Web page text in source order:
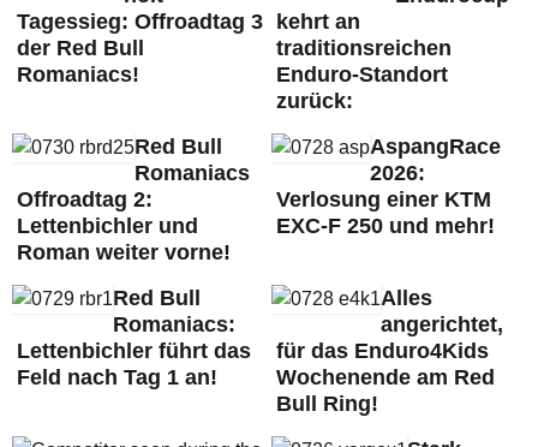
Tagessieg: Offroadtag 3
der Red Bull
Romaniacs!
kehrt an
traditionsreichen
Enduro-Standort
zurück:
Red Bull
Romaniacs
Offroadtag 2:
Lettenbichler und
Roman weiter vorne!
AspangRace
2026:
Verlosung einer KTM
EXC-F 250 und mehr!
Red Bull
Romaniacs:
Lettenbichler führt das
Feld nach Tag 1 an!
Alles
angerichtet,
für das Enduro4Kids
Wochenende am Red
Bull Ring!